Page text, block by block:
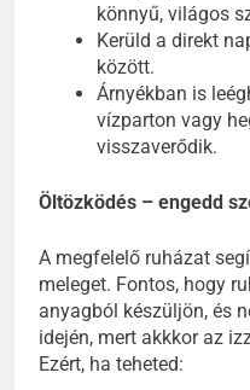
könnyű, világos
Kerüld a direkt
között.
Árnyékban is
vízparton vagy
visszaverődik.
Öltözködés – engedd
A megfelelő ruházat
meleget. Fontos, hogy
anyagból készüljön, és
idején, mert akkkor az
Ezért, ha teheted: